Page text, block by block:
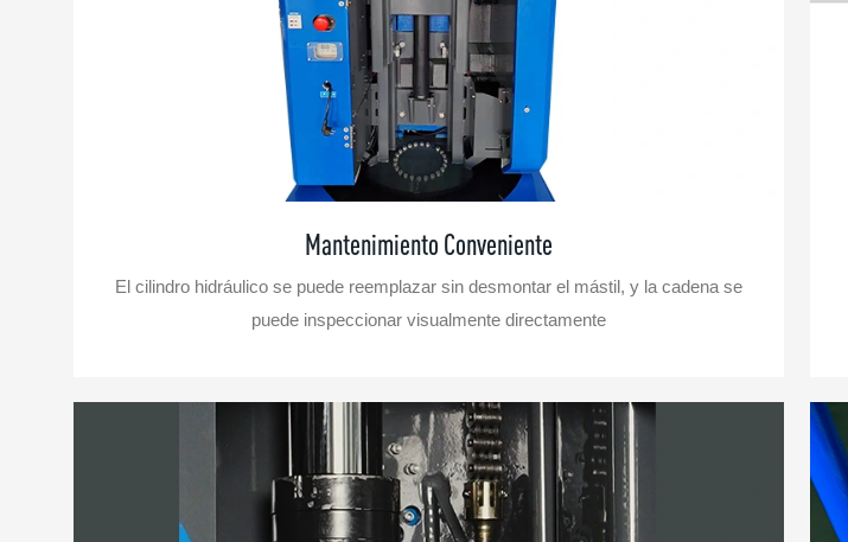
Mantenimiento Conveniente
El cilindro hidráulico se puede reemplazar sin desmontar el mástil, y la cadena se
puede inspeccionar visualmente directamente